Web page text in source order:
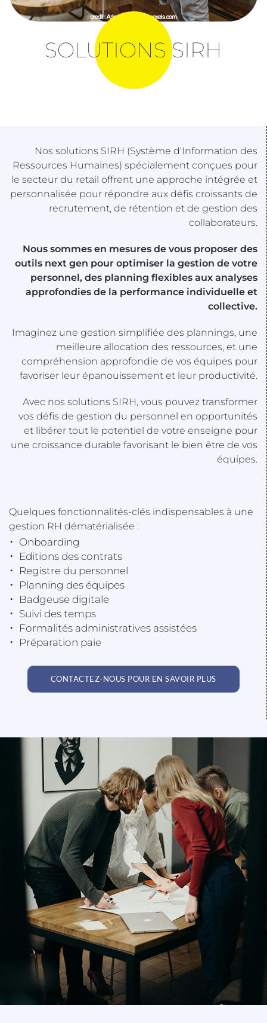
SOLUTIONS SIRH
Nos solutions SIRH (Système d'Information des
Ressources Humaines) spécialement conçues pour
le secteur du retail offrent une approche intégrée et
personnalisée pour répondre aux défis croissants de
recrutement, de rétention et de gestion des
collaborateurs.
Nous sommes en mesures de vous proposer des
outils next gen pour optimiser la gestion de votre
personnel, des planning flexibles aux analyses
approfondies de la performance individuelle et
collective.
Imaginez une gestion simplifiée des plannings, une
meilleure allocation des ressources, et une
compréhension approfondie de vos équipes pour
favoriser leur épanouissement et leur productivité.
Avec nos solutions SIRH, vous pouvez transformer
vos défis de gestion du personnel en opportunités
et libérer tout le potentiel de votre enseigne pour
une croissance durable favorisant le bien être de vos
équipes.
Quelques fonctionnalités-clés indispensables à une
gestion RH dématérialisée :
Onboarding
Editions des contrats
Registre du personnel
Planning des équipes
Badgeuse digitale
Suivi des temps
Formalités administratives assistées
Préparation paie
CONTACTEZ-NOUS POUR EN SAVOIR PLUS